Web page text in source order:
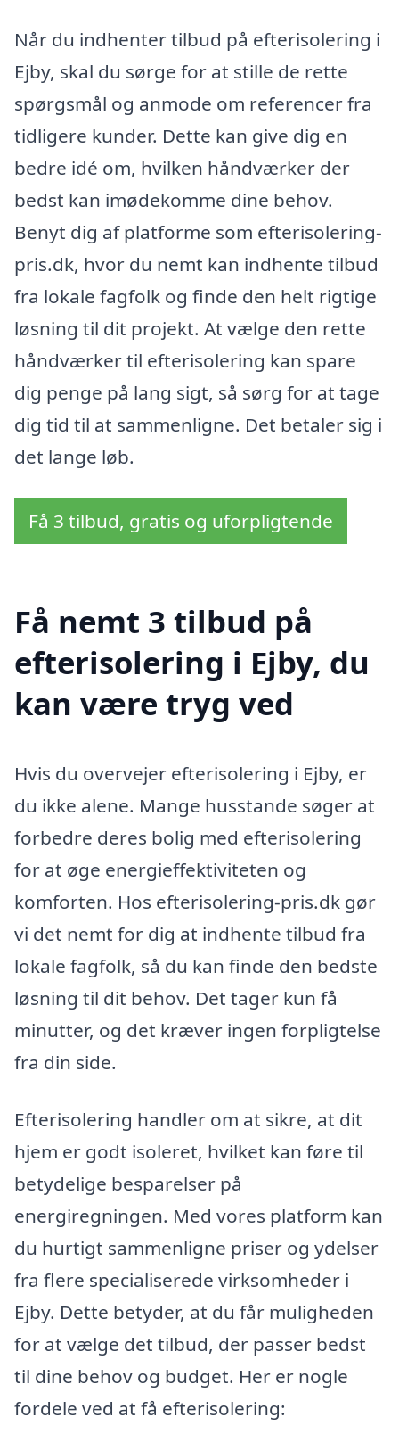
Når du indhenter tilbud på efterisolering i
Ejby, skal du sørge for at stille de rette
spørgsmål og anmode om referencer fra
tidligere kunder. Dette kan give dig en
bedre idé om, hvilken håndværker der
bedst kan imødekomme dine behov.
Benyt dig af platforme som efterisolering-
pris.dk, hvor du nemt kan indhente tilbud
fra lokale fagfolk og finde den helt rigtige
løsning til dit projekt. At vælge den rette
håndværker til efterisolering kan spare
dig penge på lang sigt, så sørg for at tage
dig tid til at sammenligne. Det betaler sig i
det lange løb.
Få 3 tilbud, gratis og uforpligtende
Få nemt 3 tilbud på
efterisolering i Ejby, du
kan være tryg ved
Hvis du overvejer efterisolering i Ejby, er
du ikke alene. Mange husstande søger at
forbedre deres bolig med efterisolering
for at øge energieffektiviteten og
komforten. Hos efterisolering-pris.dk gør
vi det nemt for dig at indhente tilbud fra
lokale fagfolk, så du kan finde den bedste
løsning til dit behov. Det tager kun få
minutter, og det kræver ingen forpligtelse
fra din side.
Efterisolering handler om at sikre, at dit
hjem er godt isoleret, hvilket kan føre til
betydelige besparelser på
energiregningen. Med vores platform kan
du hurtigt sammenligne priser og ydelser
fra flere specialiserede virksomheder i
Ejby. Dette betyder, at du får muligheden
for at vælge det tilbud, der passer bedst
til dine behov og budget. Her er nogle
fordele ved at få efterisolering: